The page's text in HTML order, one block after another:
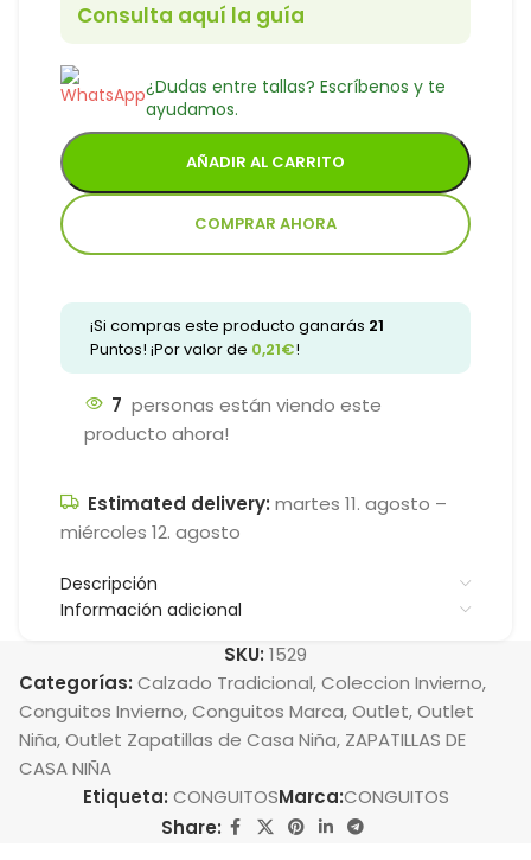
Consulta aquí la guía
¿Dudas entre tallas? Escríbenos y te
ayudamos.
AÑADIR AL CARRITO
COMPRAR AHORA
¡Si compras este producto ganarás 21
Puntos! ¡Por valor de 0,21€!
7 personas están viendo este
producto ahora!
Estimated delivery: martes 11. agosto –
miércoles 12. agosto
Descripción
Información adicional
SKU: 1529
Categorías: Calzado Tradicional,Coleccion Invierno,
Conguitos Invierno,Conguitos Marca,Outlet,Outlet
Niña,Outlet Zapatillas de Casa Niña, ZAPATILLAS DE
CASA NIÑA
Etiqueta: CONGUITOSMarca:CONGUITOS
Share: